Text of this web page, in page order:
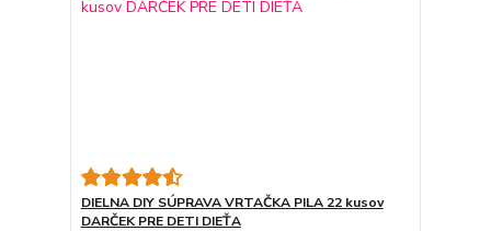
DIELNA DIY SÚPRAVA VRTAČKA PILA 22 kusov
DARČEK PRE DETI DIEŤA